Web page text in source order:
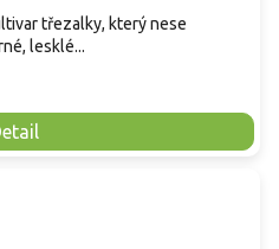
třezalky, který nese
lesklé...